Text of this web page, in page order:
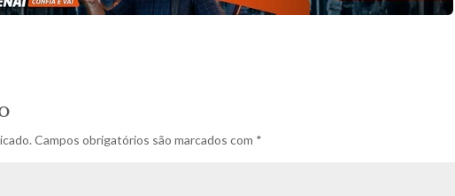
Campos obrigatórios são marcados com *